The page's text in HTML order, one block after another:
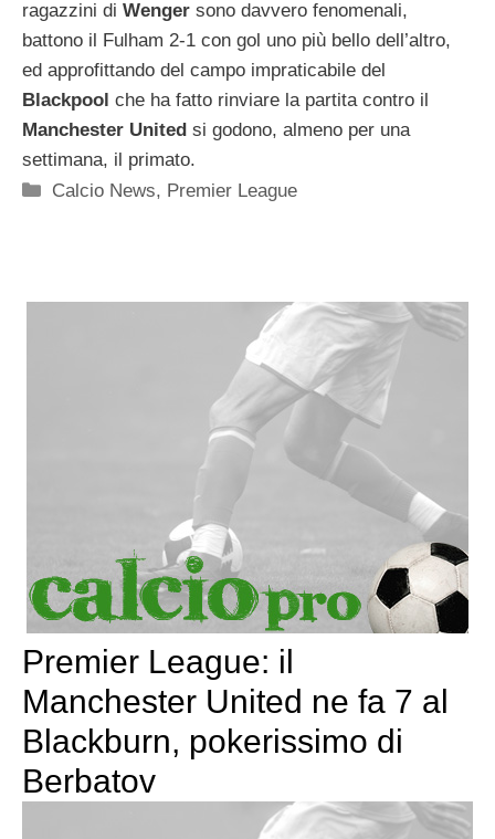
ragazzini di Wenger sono davvero fenomenali,
battono il Fulham 2-1 con gol uno più bello dell’altro,
ed approfittando del campo impraticabile del
Blackpool che ha fatto rinviare la partita contro il
Manchester United si godono, almeno per una
settimana, il primato.
Categorie
Calcio News, Premier League
Premier League: il
Manchester United ne fa 7 al
Blackburn, pokerissimo di
Berbatov